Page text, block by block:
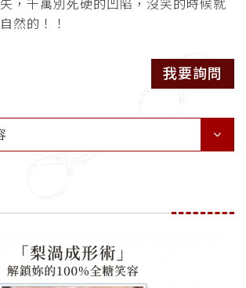
，千萬別死硬的凹陷，沒笑的時候就
然的！！
我要詢問